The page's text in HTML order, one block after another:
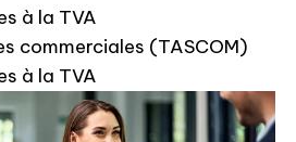
à la TVA
commerciales (TASCOM)
à la TVA